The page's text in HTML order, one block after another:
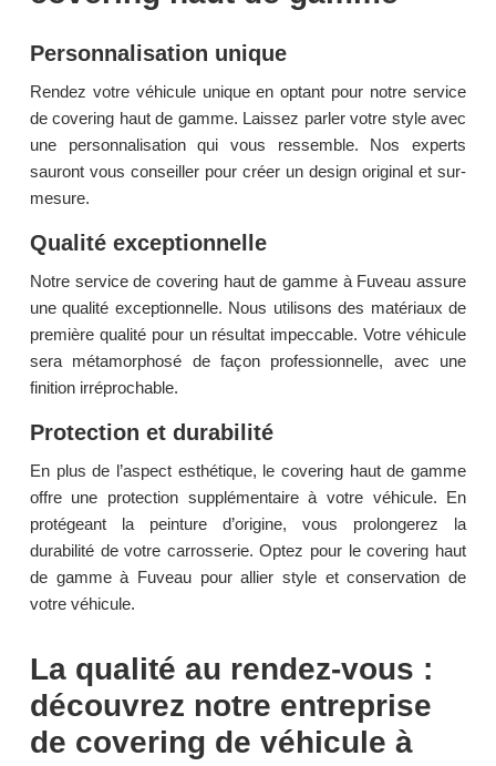
Personnalisation unique
Rendez votre véhicule unique en optant pour notre service
de covering haut de gamme. Laissez parler votre style avec
une personnalisation qui vous ressemble. Nos experts
sauront vous conseiller pour créer un design original et sur-
mesure.
Qualité exceptionnelle
Notre service de covering haut de gamme à Fuveau assure
une qualité exceptionnelle. Nous utilisons des matériaux de
première qualité pour un résultat impeccable. Votre véhicule
sera métamorphosé de façon professionnelle, avec une
finition irréprochable.
Protection et durabilité
En plus de l’aspect esthétique, le covering haut de gamme
offre une protection supplémentaire à votre véhicule. En
protégeant la peinture d’origine, vous prolongerez la
durabilité de votre carrosserie. Optez pour le covering haut
de gamme à Fuveau pour allier style et conservation de
votre véhicule.
La qualité au rendez-vous :
découvrez notre entreprise
de covering de véhicule à